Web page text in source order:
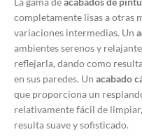
completamente lisas a otras
variaciones intermedias. Un
ambientes serenos y
reflejarla, dando como
en sus paredes. Un acabado
que proporciona un
relativamente fácil de
resulta suave y sofisticado.